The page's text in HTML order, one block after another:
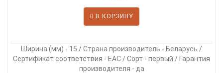
В КОРЗИНУ
Ширина (мм) - 15 / Страна производитель - Беларусь /
Сертификат соответствия - EAC / Сорт - первый / Гарантия
производителя - да